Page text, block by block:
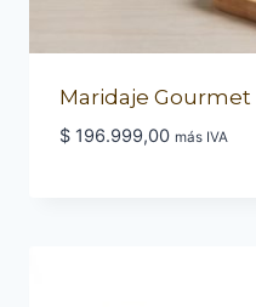
Maridaje Gourmet
$196.999,00 más IVA